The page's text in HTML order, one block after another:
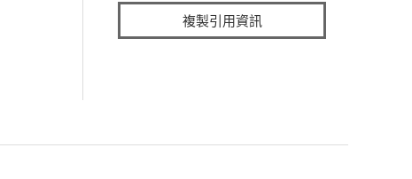
複製引用資訊